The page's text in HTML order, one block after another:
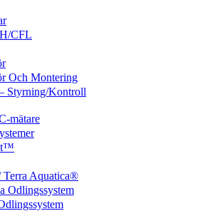
CFL
Och Montering
Styrning/Kontroll
mätare
Aquatica®
Odlingssystem